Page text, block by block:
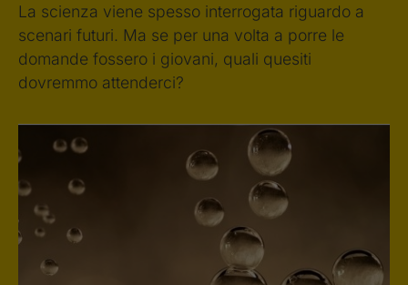
La scienza viene spesso interrogata riguardo a
scenari futuri. Ma se per una volta a porre le
domande fossero i giovani, quali quesiti
dovremmo attenderci?